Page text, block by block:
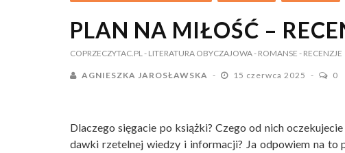
PLAN NA MIŁOŚĆ –
COPRZECZYTAC.PL- LITERATURA OBYCZAJOWA- ROMANSE - RECENZJE
AGNIESZKA JAROSŁAWSKA 15 czerwca 2025 0
Dlaczego sięgacie po książki? Czego od nich
dawki rzetelnej wiedzy i informacji? Ja odpowiem na to